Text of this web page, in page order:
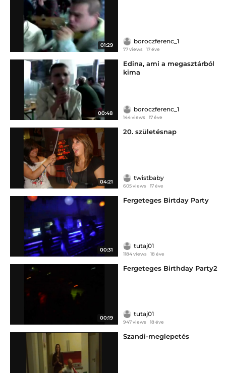
01:29
boroczferenc_1
77 views 17 éve
00:48
Edina, ami a megasztárból
kima
boroczferenc_1
144 views 17 éve
04:21
20. születésnap
twistbaby
605 views 17 éve
00:31
Fergeteges Birtday Party
tutaj01
1184 views 18 éve
00:19
Fergeteges Birthday Party2
tutaj01
947 views 18 éve
Szandi-meglepetés